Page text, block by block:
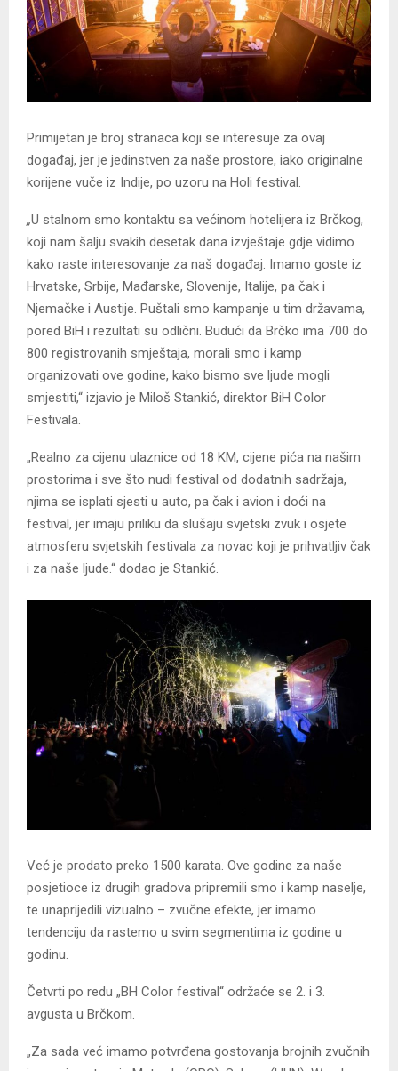
Primijetan je broj stranaca koji se interesuje za ovaj
događaj, jer je jedinstven za naše prostore, iako originalne
korijene vuče iz Indije, po uzoru na Holi festival.
„U stalnom smo kontaktu sa većinom hotelijera iz Brčkog,
koji nam šalju svakih desetak dana izvještaje gdje vidimo
kako raste interesovanje za naš događaj. Imamo goste iz
Hrvatske, Srbije, Mađarske, Slovenije, Italije, pa čak i
Njemačke i Austije. Puštali smo kampanje u tim državama,
pored BiH i rezultati su odlični. Budući da Brčko ima 700 do
800 registrovanih smještaja, morali smo i kamp
organizovati ove godine, kako bismo sve ljude mogli
smjestiti,“ izjavio je Miloš Stankić, direktor BiH Color
Festivala.
„Realno za cijenu ulaznice od 18 KM, cijene pića na našim
prostorima i sve što nudi festival od dodatnih sadržaja,
njima se isplati sjesti u auto, pa čak i avion i doći na
festival, jer imaju priliku da slušaju svjetski zvuk i osjete
atmosferu svjetskih festivala za novac koji je prihvatljiv čak
i za naše ljude.“ dodao je Stankić.
Već je prodato preko 1500 karata. Ove godine za naše
posjetioce iz drugih gradova pripremili smo i kamp naselje,
te unaprijedili vizualno – zvučne efekte, jer imamo
tendenciju da rastemo u svim segmentima iz godine u
godinu.
Četvrti po redu „BH Color festival“ održaće se 2. i 3.
avgusta u Brčkom.
„Za sada već imamo potvrđena gostovanja brojnih zvučnih